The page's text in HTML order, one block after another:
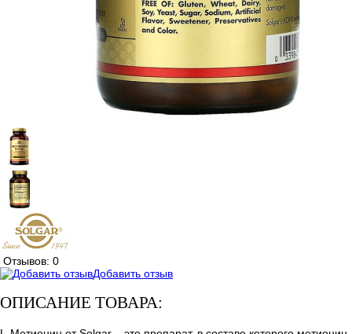
Отзывов: 0
Добавить отзыв
ОПИСАНИЕ ТОВАРА: